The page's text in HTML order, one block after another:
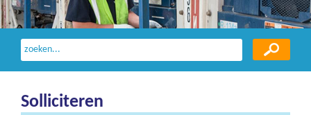
Solliciteren